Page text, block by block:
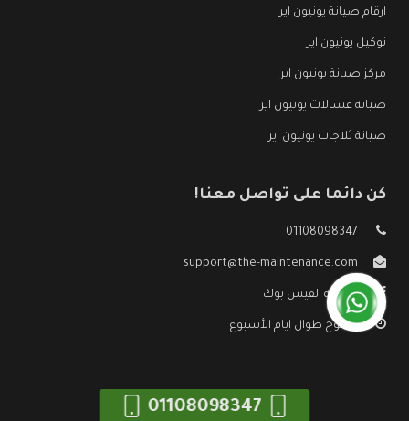
ارقام صيانة يونيون اير
توكيل يونيون اير
مركز صيانة يونيون اير
صيانة غسالات يونيون اير
صيانة ثلاجات يونيون اير
كن دائما على تواصل معنا!
01108098347
support@the-maintenance.com
صفحة الفيس بوك
مفتوح طوال ايام الأسبوع
01108098347